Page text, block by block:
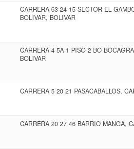
CARRERA 63 24 15 SECTOR EL
BOLIVAR, BOLIVAR
CARRERA 4 5A 1 PISO 2 BO
BOLIVAR
CARRERA 5 20 21 PASACABALLOS,
CARRERA 20 27 46 BARRIO MANGA,